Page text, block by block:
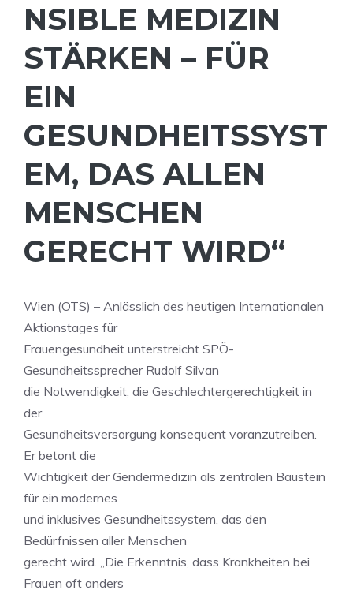
NSIBLE MEDIZIN
STÄRKEN – FÜR
EIN
GESUNDHEITSSYST
EM, DAS ALLEN
MENSCHEN
GERECHT WIRD“
Wien (OTS) – Anlässlich des heutigen Internationalen
Aktionstages für
Frauengesundheit unterstreicht SPÖ-
Gesundheitssprecher Rudolf Silvan
die Notwendigkeit, die Geschlechtergerechtigkeit in
der
Gesundheitsversorgung konsequent voranzutreiben.
Er betont die
Wichtigkeit der Gendermedizin als zentralen Baustein
für ein modernes
und inklusives Gesundheitssystem, das den
Bedürfnissen aller Menschen
gerecht wird. „Die Erkenntnis, dass Krankheiten bei
Frauen oft anders